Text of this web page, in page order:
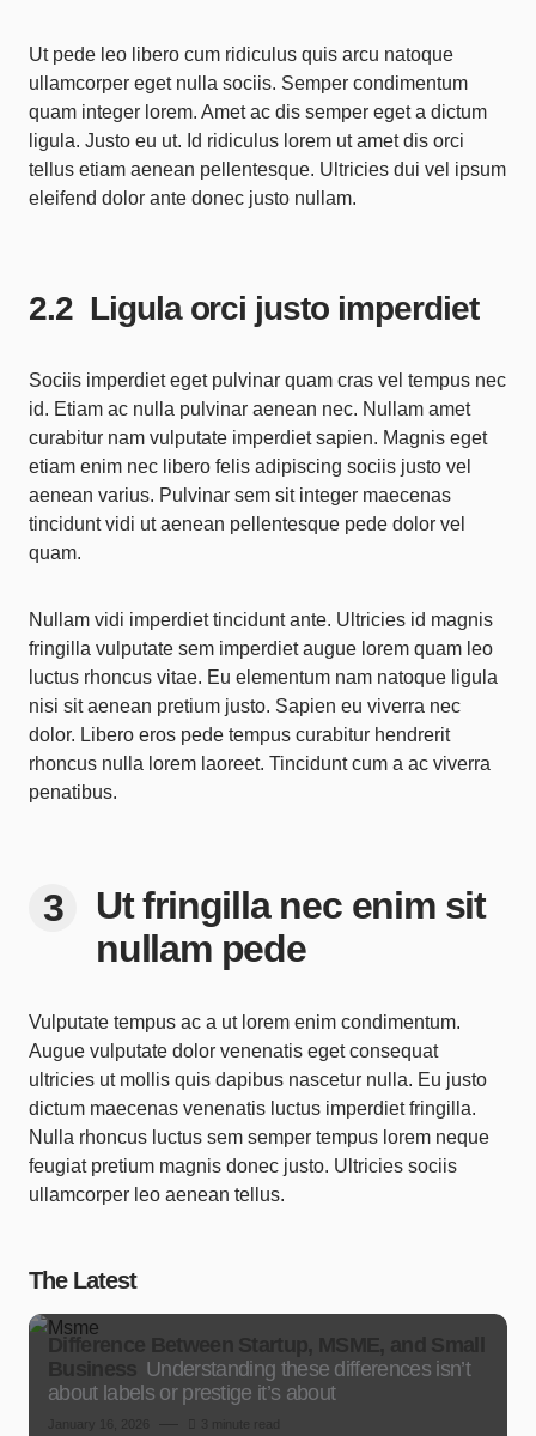
Ut pede leo libero cum ridiculus quis arcu natoque
ullamcorper eget nulla sociis. Semper condimentum
quam integer lorem. Amet ac dis semper eget a dictum
ligula. Justo eu ut. Id ridiculus lorem ut amet dis orci
tellus etiam aenean pellentesque. Ultricies dui vel ipsum
eleifend dolor ante donec justo nullam.
Ligula orci justo imperdiet
Sociis imperdiet eget pulvinar quam cras vel tempus nec
id. Etiam ac nulla pulvinar aenean nec. Nullam amet
curabitur nam vulputate imperdiet sapien. Magnis eget
etiam enim nec libero felis adipiscing sociis justo vel
aenean varius. Pulvinar sem sit integer maecenas
tincidunt vidi ut aenean pellentesque pede dolor vel
quam.
Nullam vidi imperdiet tincidunt ante. Ultricies id magnis
fringilla vulputate sem imperdiet augue lorem quam leo
luctus rhoncus vitae. Eu elementum nam natoque ligula
nisi sit aenean pretium justo. Sapien eu viverra nec
dolor. Libero eros pede tempus curabitur hendrerit
rhoncus nulla lorem laoreet. Tincidunt cum a ac viverra
penatibus.
Ut fringilla nec enim sit
nullam pede
Vulputate tempus ac a ut lorem enim condimentum.
Augue vulputate dolor venenatis eget consequat
ultricies ut mollis quis dapibus nascetur nulla. Eu justo
dictum maecenas venenatis luctus imperdiet fringilla.
Nulla rhoncus luctus sem semper tempus lorem neque
feugiat pretium magnis donec justo. Ultricies sociis
ullamcorper leo aenean tellus.
The Latest
Understanding these differences isn’t
about labels or prestige it’s about